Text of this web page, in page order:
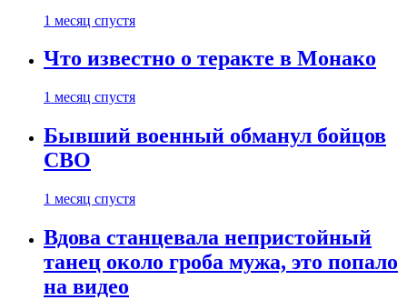
1 месяц спустя
Что известно о теракте в Монако
1 месяц спустя
Бывший военный обманул бойцов
СВО
1 месяц спустя
Вдова станцевала непристойный
танец около гроба мужа, это попало
на видео